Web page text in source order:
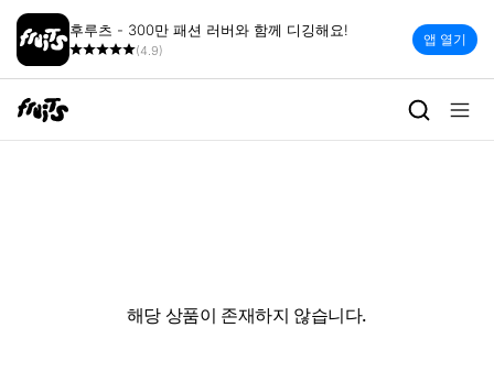
후루츠 - 300만 패션 러버와 함께 디깅해요!
(4.9)
앱 열기
해당 상품이 존재하지 않습니다.